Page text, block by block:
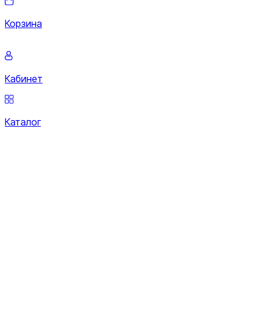
Корзина
Кабинет
Каталог